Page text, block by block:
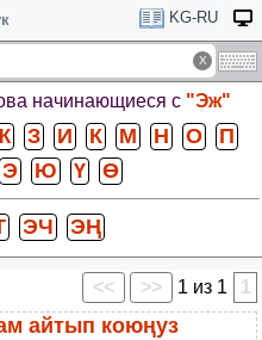
KG-RU
начинающиеся с "Эж"
З И К М Н О
П
Э Ю Ү Ө
ЭЧ ЭҢ
<< >> 1 из 1 1
айтып коюңуз